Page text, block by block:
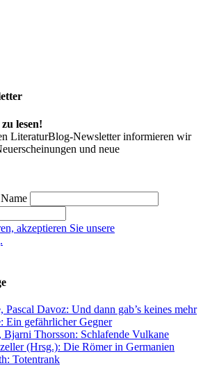
lesen!
LiteraturBlog-Newsletter informieren wir
und neue
akzeptieren Sie unsere
Pascal Davoz: Und dann gab’s keines mehr
Ein gefährlicher Gegner
Thorsson: Schlafende Vulkane
(Hrsg.): Die Römer in Germanien
Totentrank